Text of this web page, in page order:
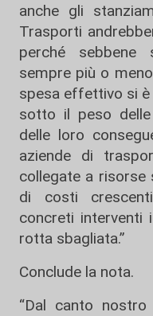
anche gli
Trasporti
perché
sempre più o
spesa effettivo si
sotto il peso delle
delle loro
aziende di
collegate a
di costi
concreti interventi
rotta sbagliata.”
Conclude la nota.
“Dal canto